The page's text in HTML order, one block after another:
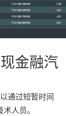
金融汽
通过短暂时间
人员。